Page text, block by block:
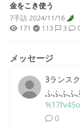
金をこき使う
7手詰 2024/11/16
171
113 3
メッセージ
3ランス
ふふふふ
0